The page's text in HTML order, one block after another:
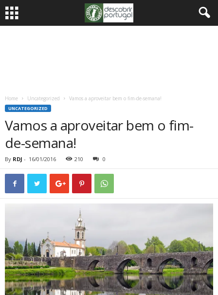
Home Uncategorized Vamos a aproveitar bem o fim-de-semana!
UNCATEGORIZED
Vamos a aproveitar bem o fim-
de-semana!
By RDJ - 16/01/2016 210 0